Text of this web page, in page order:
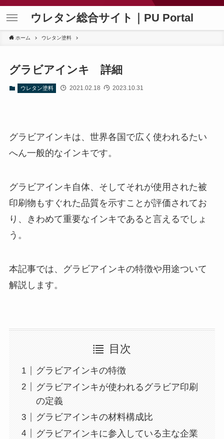
ウレタン総合サイト｜PU Portal
ホーム ウレタン塗料
グラビアインキ 詳細
ウレタン塗料 2021.02.18 2023.10.31
グラビアインキは、世界各国で広く使われるたい
へん一般的なインキです。
グラビアインキ自体、そしてそれが使用された被
印刷物もすぐれた品質を示すことが評価されてお
り、きわめて重要なインキであると言えるでしょ
う。
本記事では、グラビアインキの特徴や用途ついて
解説します。
目次
グラビアインキの特徴
グラビアインキが使われるグラビア印刷
の定義
グラビアインキの材料構成比
グラビアインキに参入している主な企業